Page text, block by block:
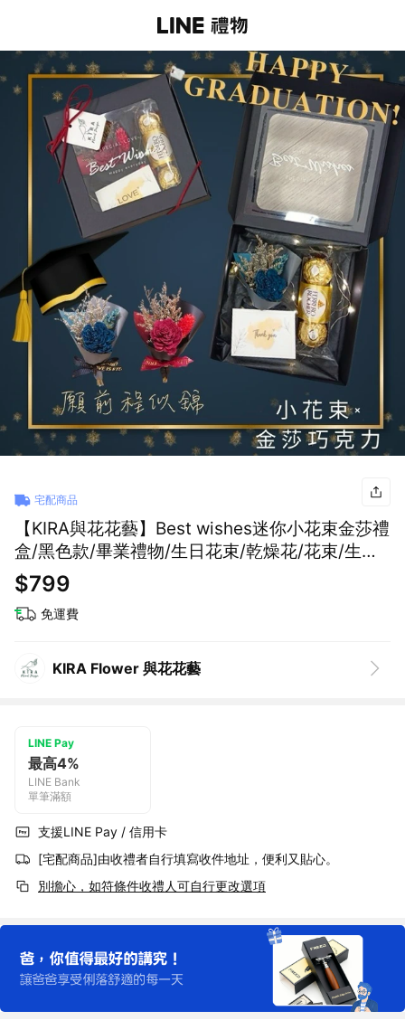
宅配商品
【KIRA與花花藝】Best wishes迷你小花束金莎禮
盒/黑色款/畢業禮物/生日花束/乾燥花/花束/生日
禮物/情人節花束/情人節禮物/聖誕禮物/交換禮物
$799
免運費
KIRA Flower 與花花藝
LINE Pay
最高4%
LINE Bank
單筆滿額
支援LINE Pay / 信用卡
[宅配商品]由收禮者自行填寫收件地址，便利又貼心。
別擔心，如符條件收禮人可自行更改選項